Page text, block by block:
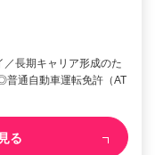
長期キャリア形成のた
通自動車運転免許（AT
る